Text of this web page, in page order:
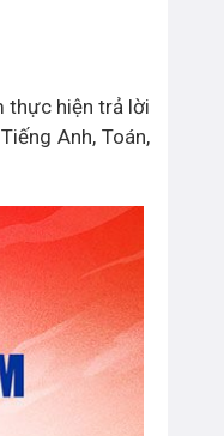
thực hiện trả lời
Anh, Toán,